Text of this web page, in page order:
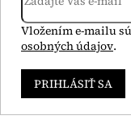
Vložením e-mailu
osobných údajov.
PRIHLÁSIŤ SA